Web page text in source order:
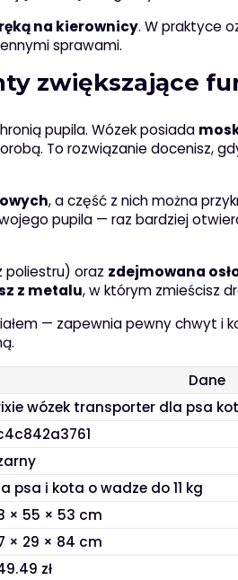
na kierownicy. W praktyce
sprawami.
zwiększające
pupila. Wózek posiada
To rozwiązanie docenisz,
, a część z nich można
pupila — raz bardziej
poliestru) oraz zdejmowana
z metalu, w którym zmieścisz
— zapewnia pewny chwyt i
Dane
wózek transporter dla psa
psa i kota o wadze do 11 kg
× 55 × 53 cm
× 29 × 84 cm
zł